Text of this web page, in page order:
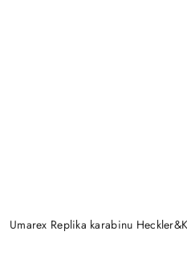
Umarex Replika karabinu